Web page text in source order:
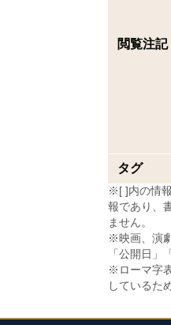
閲覧注記
タグ
※[ ]内の情
報であり、
ません。
※映画、演
「公開日」
※ローマ字
しているた